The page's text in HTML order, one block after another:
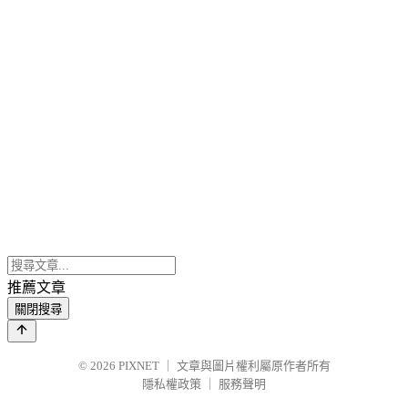
推薦文章
關閉搜尋
© 2026 PIXNET
文章與圖片權利屬原作者所有
隱私權政策
服務聲明